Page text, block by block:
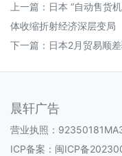
上一篇： 日本 “自动售货
体收缩折射经济深层变局
下一篇： 日本2月贸易顺
晨轩广告
营业执照：
ICP备案： 闽ICP备